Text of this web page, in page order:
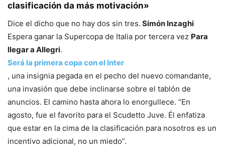
clasificación da más motivación»
Dice el dicho que no hay dos sin tres. Simón Inzaghi
Espera ganar la Supercopa de Italia por tercera vez Para
llegar a Allegri.
Será la primera copa con el Inter
, una insignia pegada en el pecho del nuevo comandante,
una invasión que debe inclinarse sobre el tablón de
anuncios. El camino hasta ahora lo enorgullece. “En
agosto, fue el favorito para el Scudetto Juve. Él enfatiza
que estar en la cima de la clasificación para nosotros es un
incentivo adicional, no un miedo”.